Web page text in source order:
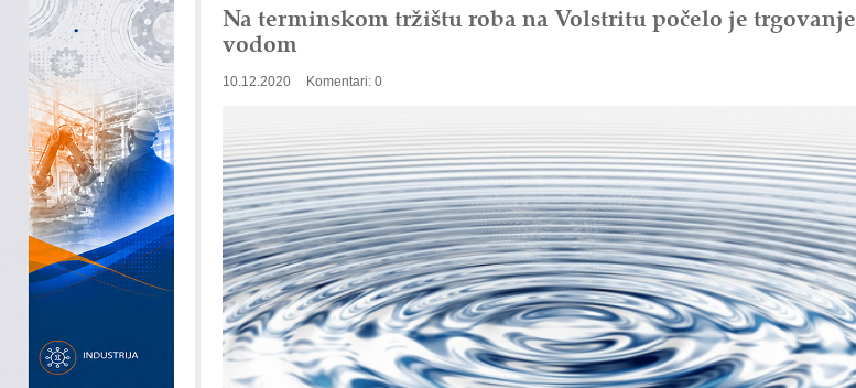
Na terminskom tržištu roba na Volstritu počelo je trgovanje
vodom
10.12.2020 Komentari: 0